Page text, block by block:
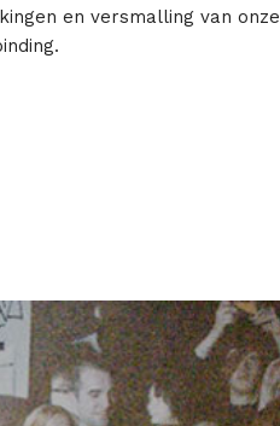
en versmalling van onze